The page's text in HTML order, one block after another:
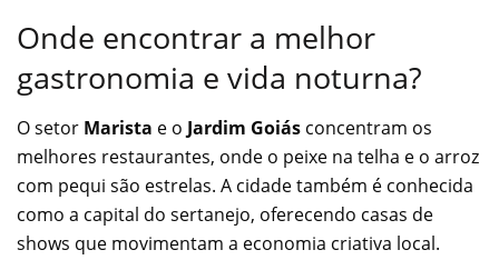
Onde encontrar a melhor
gastronomia e vida noturna?
O setor Marista e o Jardim Goiás concentram os
melhores restaurantes, onde o peixe na telha e o arroz
com pequi são estrelas. A cidade também é conhecida
como a capital do sertanejo, oferecendo casas de
shows que movimentam a economia criativa local.